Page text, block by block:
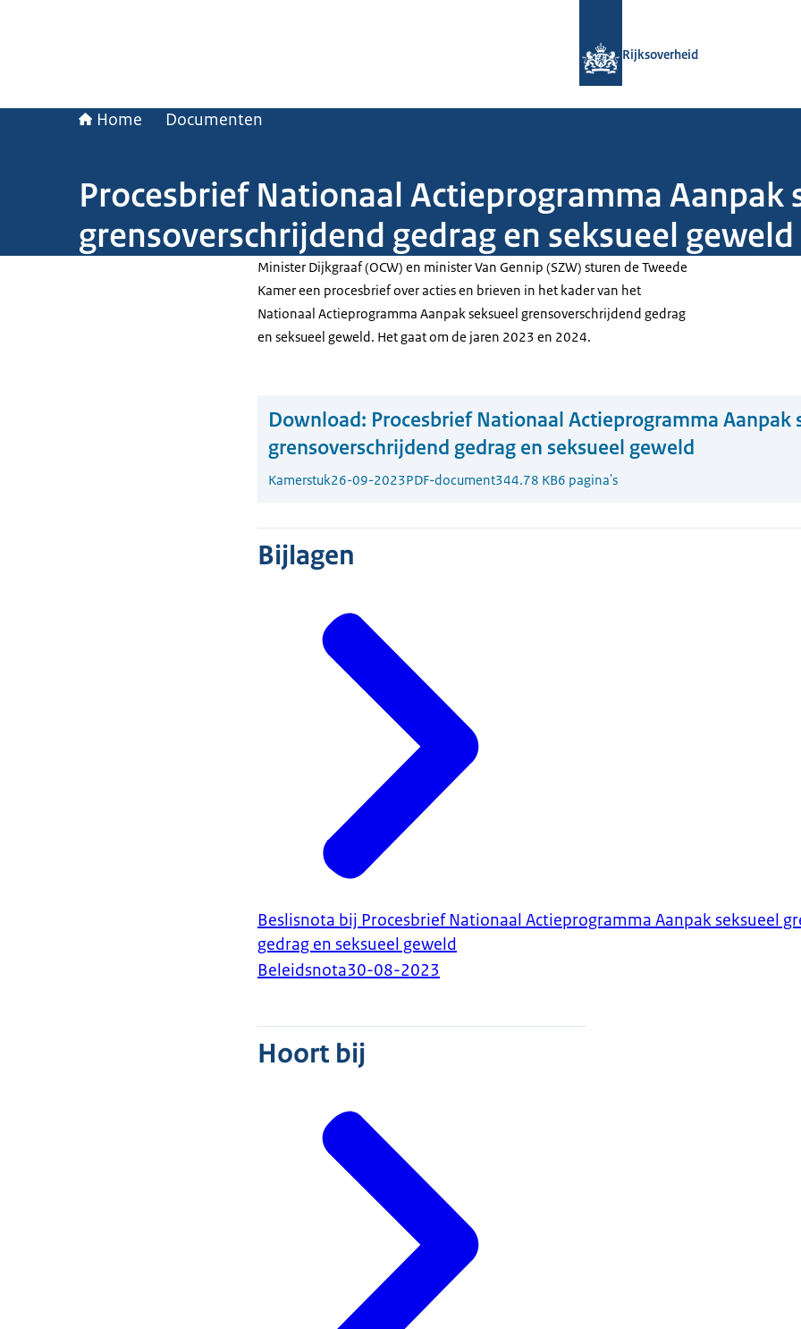
Rijksoverheid
Home Documenten
Procesbrief Nationaal Actieprogramma Aanpak
grensoverschrijdend gedrag en seksueel geweld
Minister Dijkgraaf (OCW) en minister Van Gennip (SZW) sturen de Tweede
Kamer een procesbrief over acties en brieven in het kader van het
Nationaal Actieprogramma Aanpak seksueel grensoverschrijdend gedrag
en seksueel geweld. Het gaat om de jaren 2023 en 2024.
Download: Procesbrief Nationaal Actieprogramma Aanpak
grensoverschrijdend gedrag en seksueel geweld
Kamerstuk26-09-2023PDF-document344.78 KB6 pagina's
Bijlagen
Beslisnota bij Procesbrief Nationaal Actieprogramma Aanpak seksueel
gedrag en seksueel geweld
Beleidsnota30-08-2023
Hoort bij